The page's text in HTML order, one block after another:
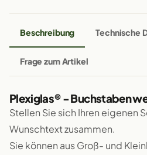
Beschreibung Technische
Frage zum Artikel
Plexiglas® - Buchstaben
Stellen Sie sich Ihren eigenen
Wunschtext zusammen.
Sie können aus Groß- und